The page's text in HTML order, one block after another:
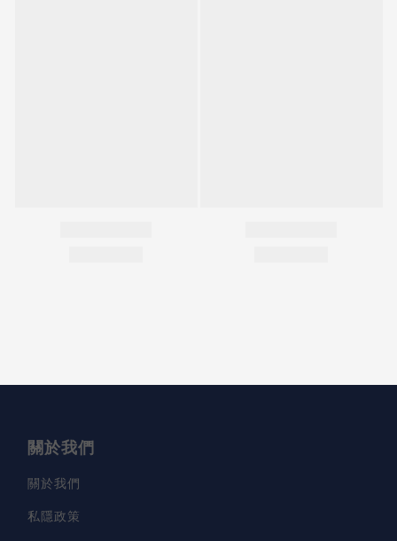
關於我們
關於我們
私隱政策